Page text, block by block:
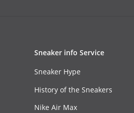
Sneaker info Service
Sneaker Hype
History of the Sneakers
Nike Air Max